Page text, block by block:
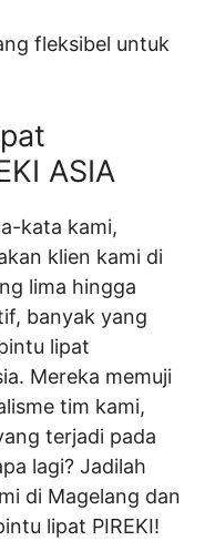
fleksibel untuk
ASIA
kata kami,
klien kami di
lima hingga
banyak yang
lipat
Mereka memuji
tim kami,
terjadi pada
lagi? Jadilah
di Magelang dan
lipat PIREKI!